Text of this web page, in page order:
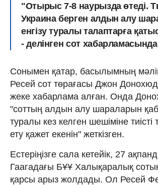
"Отырыс 7-8 наурызда өтеді.
Украина берген алдын алу
енгізу туралы талаптарға
- делінген сот
Сонымен қатар, басылымның
Ресей сот төрағасы Джон
жеке хабарлама алған. Онда
"соттың алдын алу шараларын
туралы кез келген шешіміне тиісті
ету қажет екенін" жеткізген.
Естеріңізге сала кетейік, 27
Гаагадағы БҰҰ Халықаралық
қарсы арыз жолдады. Ол Ресей